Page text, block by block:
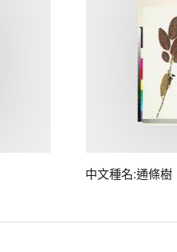
中文種名:通條樹